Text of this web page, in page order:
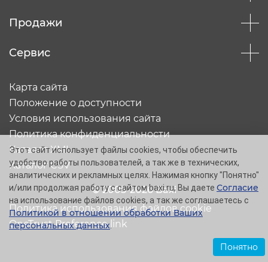
Продажи
Сервис
© 2005-2026 Baxi
Карта сайта
Положение о доступности
Условия использования сайта
Политика конфиденциальности
Каталог XML
Каталог CSV
Политика использования файлов cookie
OneTrust Preference link
Этот сайт использует файлы cookies, чтобы обеспечить
удобство работы пользователей, а так же в технических,
аналитических и рекламных целях. Нажимая кнопку "Понятно"
и/или продолжая работу с сайтом baxi.ru, Вы даете Согласие
на использование файлов cookies, а так же соглашаетесь с
Политикой в отношении обработки Ваших
персональных данных.
Понятно